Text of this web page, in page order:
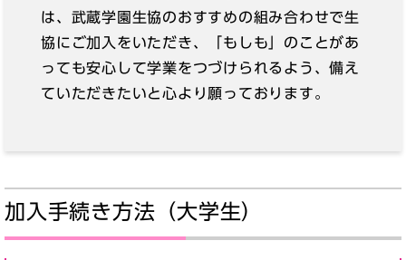
生協学生委員会
は、武蔵学園生協のおすすめの組み合わせで生
協にご加入をいただき、「もしも」のことがあ
っても安心して学業をつづけられるよう、備え
ていただきたいと心より願っております。
加入手続き方法（大学生）